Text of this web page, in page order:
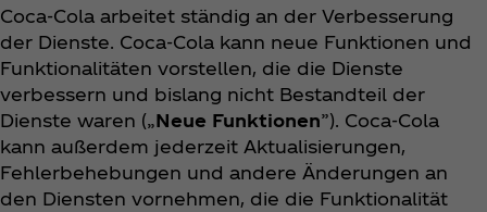
Coca‑Cola arbeitet ständig an der Verbesserung
der Dienste. Coca‑Cola kann neue Funktionen und
Funktionalitäten vorstellen, die die Dienste
verbessern und bislang nicht Bestandteil der
Dienste waren („Neue Funktionen”). Coca‑Cola
kann außerdem jederzeit Aktualisierungen,
Fehlerbehebungen und andere Änderungen an
den Diensten vornehmen, die die Funktionalität